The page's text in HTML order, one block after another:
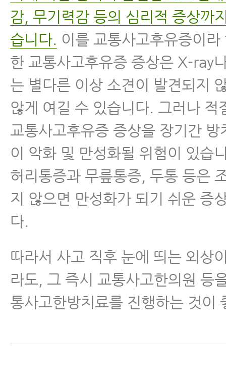
감, 무기력감 등의 심리적 증상까
습니다. 이를 교통사고후유증이
한 교통사고후유증 증상은 X-ray
는 별다른 이상 소견이 발견되지
않게 여길 수 있습니다. 그러나 적
교통사고후유증 증상을 장기간 방
이 악화 및 만성화될 위험이 있습
허리통증과 무릎통증, 두통 등은
지 않으면 만성화가 되기 쉬운 증
다.
따라서 사고 직후 눈에 띄는 외상
라도, 그 즉시 교통사고한의원 등
통사고한방치료를 진행하는 것이